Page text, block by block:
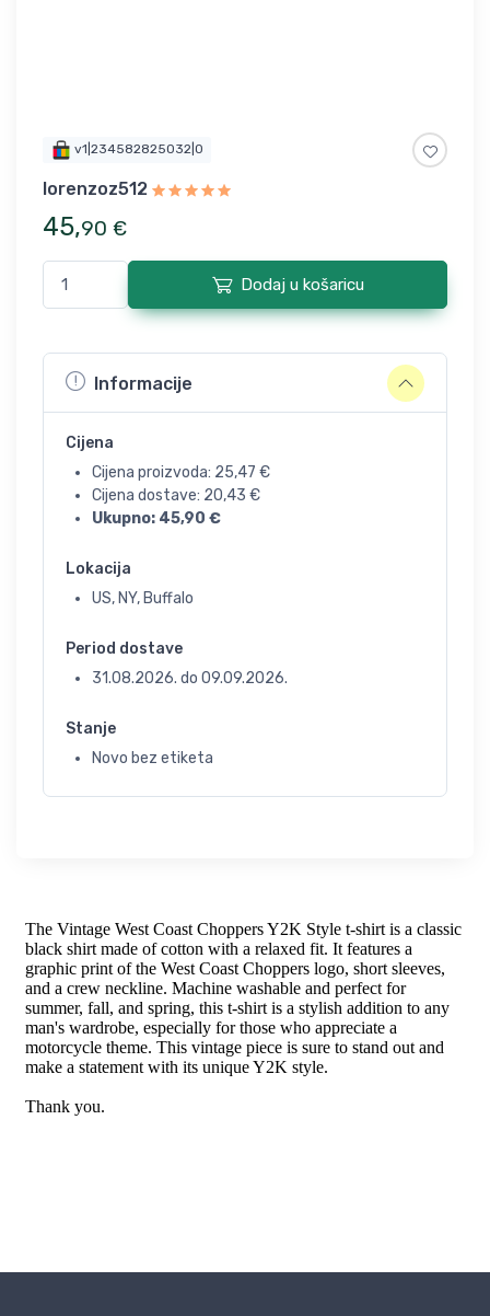
v1|234582825032|0
lorenzoz512
45,90 €
Dodaj u košaricu
Informacije
Cijena
Cijena proizvoda: 25,47 €
Cijena dostave: 20,43 €
Ukupno: 45,90 €
Lokacija
US, NY, Buffalo
Period dostave
31.08.2026. do 09.09.2026.
Stanje
Novo bez etiketa